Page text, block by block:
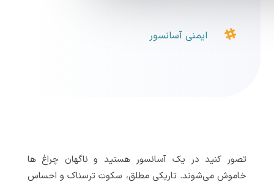
 ایمنی آسانسور
تصور کنید در یک آسانسور هستید و ناگهان چراغ ها
خاموش می‌شوند. تاریکی مطلق، سکوت ترسناک و احساس